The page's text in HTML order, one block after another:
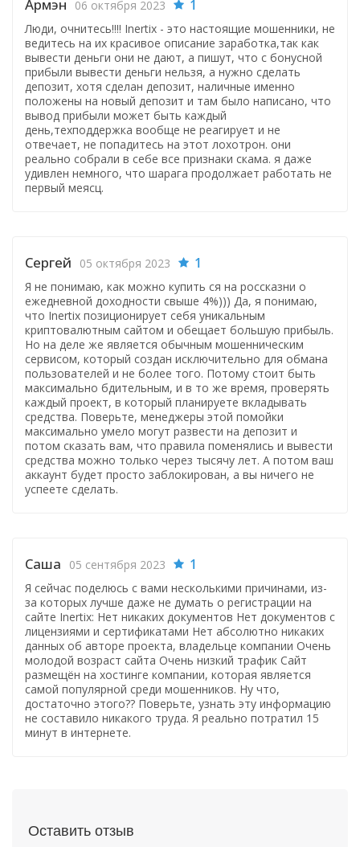
Армэн 06 октября 2023 1
Люди, очнитесь!!!! Inertix - это настоящие мошенники, не
ведитесь на их красивое описание заработка,так как
вывести деньги они не дают, а пишут, что с бонусной
прибыли вывести деньги нельзя, а нужно сделать
депозит, хотя сделан депозит, наличные именно
положены на новый депозит и там было написано, что
вывод прибыли может быть каждый
день,техподдержка вообще не реагирует и не
отвечает, не попадитесь на этот лохотрон. они
реально собрали в себе все признаки скама. я даже
удивлен немного, что шарага продолжает работать не
первый меясц.
Сергей 05 октября 2023 1
Я не понимаю, как можно купить ся на россказни о
ежедневной доходности свыше 4%))) Да, я понимаю,
что Inertix позиционирует себя уникальным
криптовалютным сайтом и обещает большую прибыль.
Но на деле же является обычным мошенническим
сервисом, который создан исключительно для обмана
пользователей и не более того. Потому стоит быть
максимально бдительным, и в то же время, проверять
каждый проект, в который планируете вкладывать
средства. Поверьте, менеджеры этой помойки
максимально умело могут развести на депозит и
потом сказать вам, что правила поменялись и вывести
средства можно только через тысячу лет. А потом ваш
аккаунт будет просто заблокирован, а вы ничего не
успеете сделать.
Саша 05 сентября 2023 1
Я сейчас поделюсь с вами несколькими причинами, из-
за которых лучше даже не думать о регистрации на
сайте Inertix: Нет никаких документов Нет документов с
лицензиями и сертификатами Нет абсолютно никаких
данных об авторе проекта, владельце компании Очень
молодой возраст сайта Очень низкий трафик Сайт
размещён на хостинге компании, которая является
самой популярной среди мошенников. Ну что,
достаточно этого?? Поверьте, узнать эту информацию
не составило никакого труда. Я реально потратил 15
минут в интернете.
Оставить отзыв